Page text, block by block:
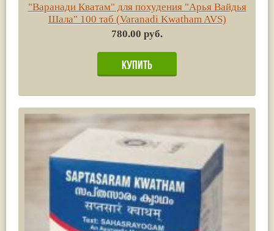
"Варанади Кватам" для похудения "Арья Вайдья
Шала" 100 таб (Varanadi Kwatham AVS)
780.00 руб.